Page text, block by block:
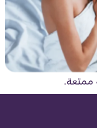
ممتعة.